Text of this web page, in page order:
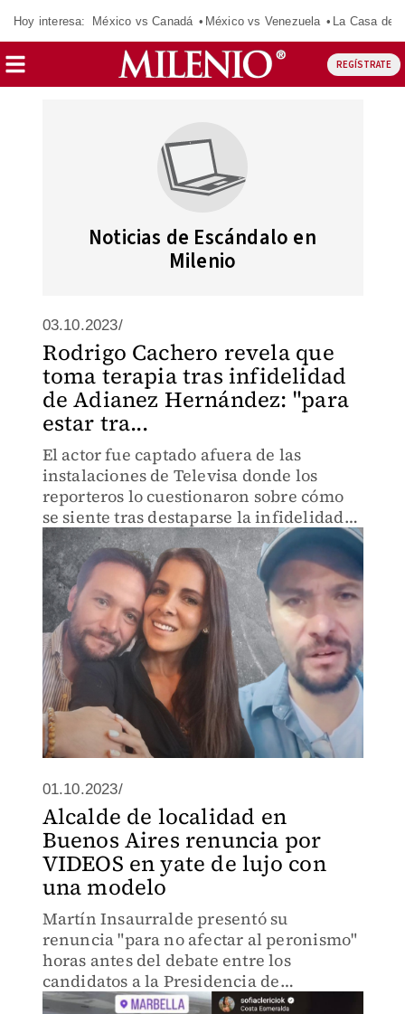
Hoy interesa: México vs Canadá México vs Venezuela La Casa de
REGÍSTRATE
Noticias de Escándalo en
Milenio
03.10.2023/
Rodrigo Cachero revela que
toma terapia tras infidelidad
de Adianez Hernández: "para
estar tra...
El actor fue captado afuera de las
instalaciones de Televisa donde los
reporteros lo cuestionaron sobre cómo
se siente tras destaparse la infidelidad
de su ex pareja.
01.10.2023/
Alcalde de localidad en
Buenos Aires renuncia por
VIDEOS en yate de lujo con
una modelo
Martín Insaurralde presentó su
renuncia "para no afectar al peronismo"
horas antes del debate entre los
candidatos a la Presidencia de
Argentina.